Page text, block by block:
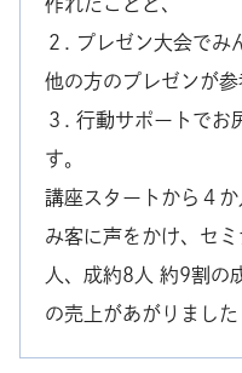
２. プレゼン大会でみ
他の方のプレゼンが参
３. 行動サポートでお
す。
講座スタートから４
み客に声をかけ、セ
人、成約8人 約9割の
の売上があがりました